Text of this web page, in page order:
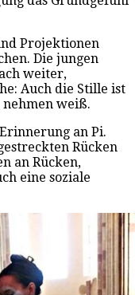
Projektionen
Die jungen
weiter,
Auch die Stille ist
weiß.
an Pi.
Rücken
an Rücken,
eine soziale